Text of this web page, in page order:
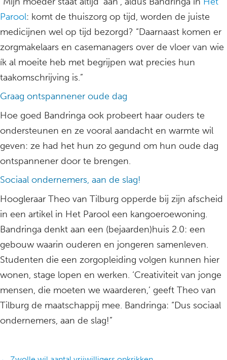
Parool: komt de thuiszorg op tijd, worden de juiste
medicijnen wel op tijd bezorgd? “Daarnaast komen er
zorgmakelaars en casemanagers over de vloer van wie
ík al moeite heb met begrijpen wat precies hun
taakomschrijving is.”
Graag ontspannener oude dag
Hoe goed Bandringa ook probeert haar ouders te
ondersteunen en ze vooral aandacht en warmte wil
geven: ze had het hun zo gegund om hun oude dag
ontspannener door te brengen.
Sociaal ondernemers, aan de slag!
Hoogleraar Theo van Tilburg opperde bij zijn afscheid
in een artikel in Het Parool een kangoeroewoning.
Bandringa denkt aan een (bejaarden)huis 2.0: een
gebouw waarin ouderen en jongeren samenleven.
Studenten die een zorgopleiding volgen kunnen hier
wonen, stage lopen en werken. ‘Creativiteit van jonge
mensen, die moeten we waarderen,’ geeft Theo van
Tilburg de maatschappij mee. Bandringa: “Dus sociaal
ondernemers, aan de slag!”